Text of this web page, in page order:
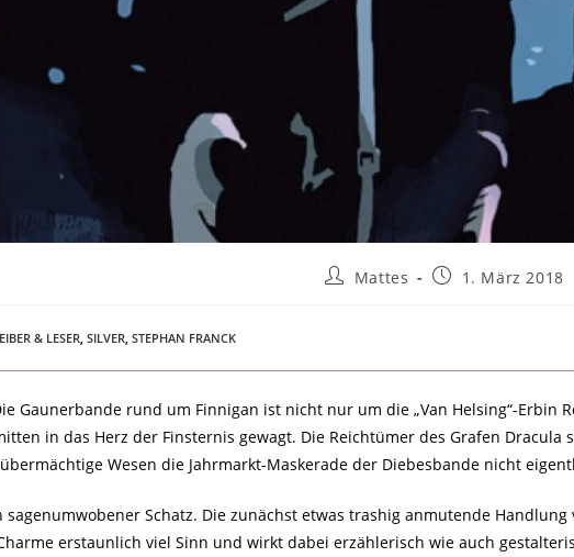
Mattes 1. März 2018
& LESER SILVER STEPHAN FRANCK
Gaunerbande rund um Finnigan ist nicht nur um die „Van Helsing“-Erbin
in das Herz der Finsternis gewagt. Die Reichtümer des Grafen
Wesen die Jahrmarkt-Maskerade der Diebesbande nicht
sagenumwobener Schatz. Die zunächst etwas trashig anmutende
erstaunlich viel Sinn und wirkt dabei erzählerisch wie auch